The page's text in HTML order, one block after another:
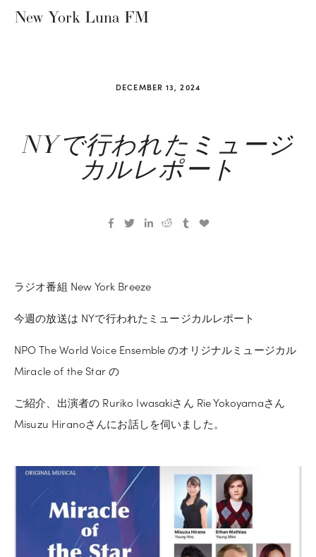
New York Luna FM
NYで行われたミュージ
カルレポート
ラジオ番組 New York Breeze
今週の放送は NYで行われたミュージカルレポート
NPO The World Voice Ensemble のオリジナルミュージカル
Miracle of the Star の
ご紹介、出演者の Ruriko Iwasakiさん Rie Yokoyamaさん
Misuzu Hiranoさんにお話しを伺いました。
DECEMBER 13, 2024